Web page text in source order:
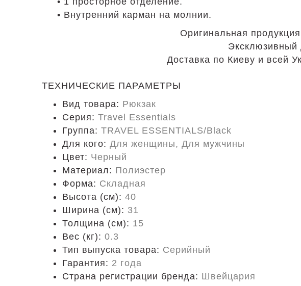
• Внутренний карман на молнии.
Оригинальная
Эксклюзивный
Доставка по Киеву и всей
ТЕХНИЧЕСКИЕ ПАРАМЕТРЫ
Вид товара: Рюкзак
Серия: Travel Essentials
Группа: TRAVEL ESSENTIALS/Black
Для кого: Для женщины, Для мужчины
Цвет: Черный
Материал: Полиэстер
Форма: Складная
Высота (см): 40
Ширина (см): 31
Толщина (см): 15
Вес (кг): 0.3
Тип выпуска товара: Серийный
Гарантия: 2 года
Страна регистрации бренда: Швейцария